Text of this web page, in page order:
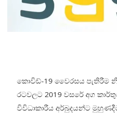
කොවිඩ්-19 වෛරසය පැතිරීම
රටවලට 2019 වසරේ අග
විවිධාකාරීය අර්බුදයන්ට